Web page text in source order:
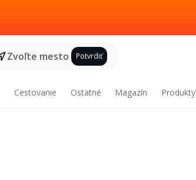
Zvoľte mesto Potvrdiť
Cestovanie Ostatné Magazín Produkty